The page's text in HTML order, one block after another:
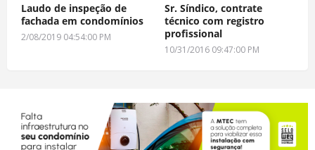
Laudo de inspeção de
fachada em condomínios
2/08/2019 04:54:00 PM
Sr. Síndico, contrate
técnico com registro
profissional
10/31/2016 09:47:00 PM